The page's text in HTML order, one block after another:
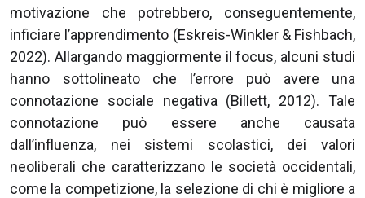
motivazione che potrebbero, conseguentemente,
inficiare l’apprendimento (Eskreis-Winkler & Fishbach,
2022). Allargando maggiormente il focus, alcuni studi
hanno sottolineato che l’errore può avere una
connotazione sociale negativa (Billett, 2012). Tale
connotazione può essere anche causata
dall’influenza, nei sistemi scolastici, dei valori
neoliberali che caratterizzano le società occidentali,
come la competizione, la selezione di chi è migliore a